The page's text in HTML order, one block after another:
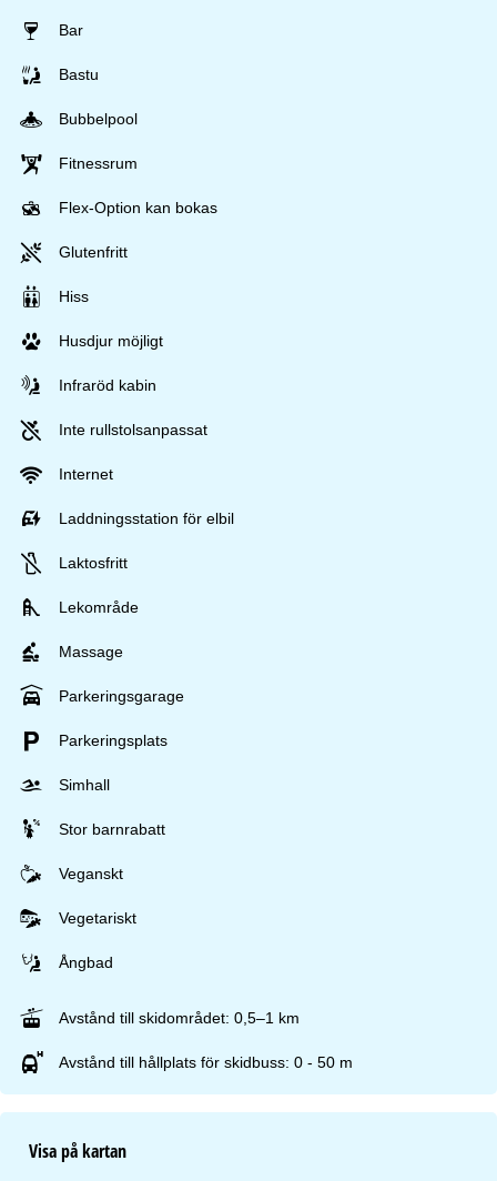
Bar
Bastu
Bubbelpool
Fitnessrum
Flex-Option kan bokas
Glutenfritt
Hiss
Husdjur möjligt
Infraröd kabin
Inte rullstolsanpassat
Internet
Laddningsstation för elbil
Laktosfritt
Lekområde
Massage
Parkeringsgarage
Parkeringsplats
Simhall
Stor barnrabatt
Veganskt
Vegetariskt
Ångbad
Avstånd till skidområdet: 0,5–1 km
Avstånd till hållplats för skidbuss: 0 - 50 m
Visa på kartan